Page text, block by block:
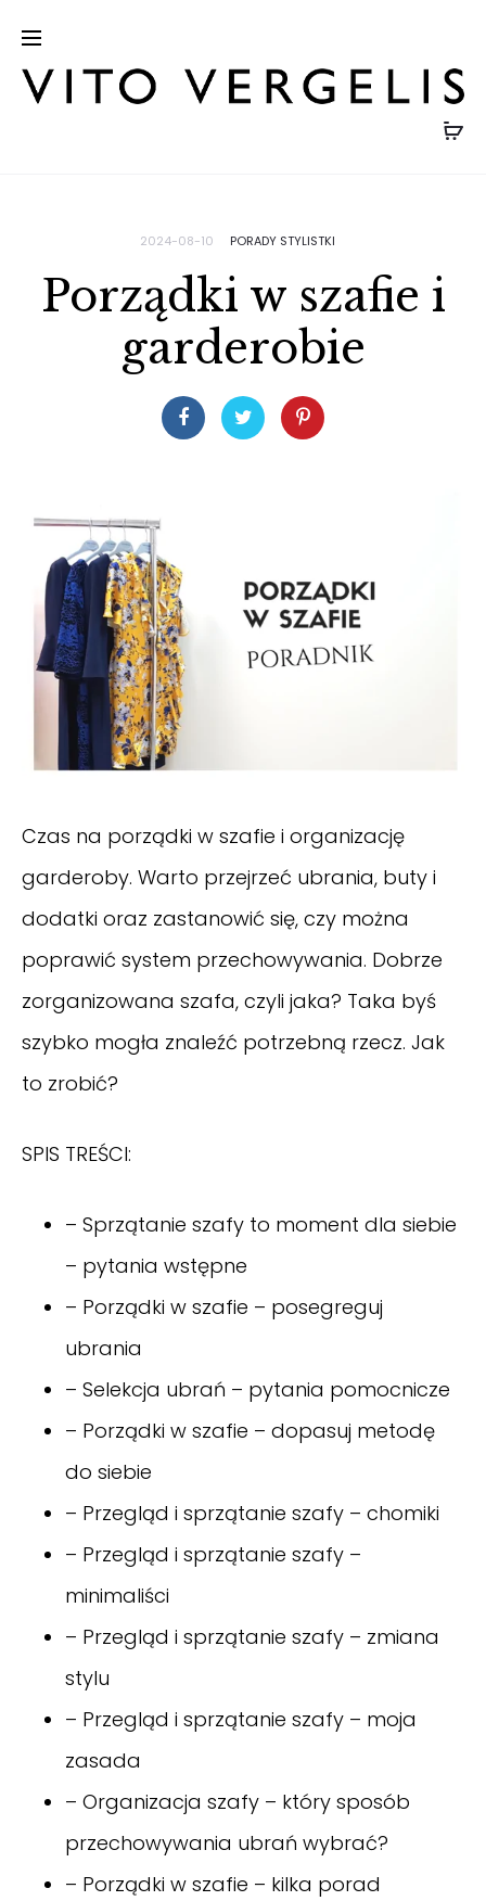
2024-08-10 PORADY STYLISTKI
Porządki w szafie i
garderobie
Czas na porządki w szafie i organizację
garderoby. Warto przejrzeć ubrania, buty i
dodatki oraz zastanowić się, czy można
poprawić system przechowywania. Dobrze
zorganizowana szafa, czyli jaka? Taka byś
szybko mogła znaleźć potrzebną rzecz. Jak
to zrobić?
SPIS TREŚCI:
– Sprzątanie szafy to moment dla siebie
– pytania wstępne
– Porządki w szafie – posegreguj
ubrania
– Selekcja ubrań – pytania pomocnicze
– Porządki w szafie – dopasuj metodę
do siebie
– Przegląd i sprzątanie szafy – chomiki
– Przegląd i sprzątanie szafy –
minimaliści
– Przegląd i sprzątanie szafy – zmiana
stylu
– Przegląd i sprzątanie szafy – moja
zasada
– Organizacja szafy – który sposób
przechowywania ubrań wybrać?
– Porządki w szafie – kilka porad